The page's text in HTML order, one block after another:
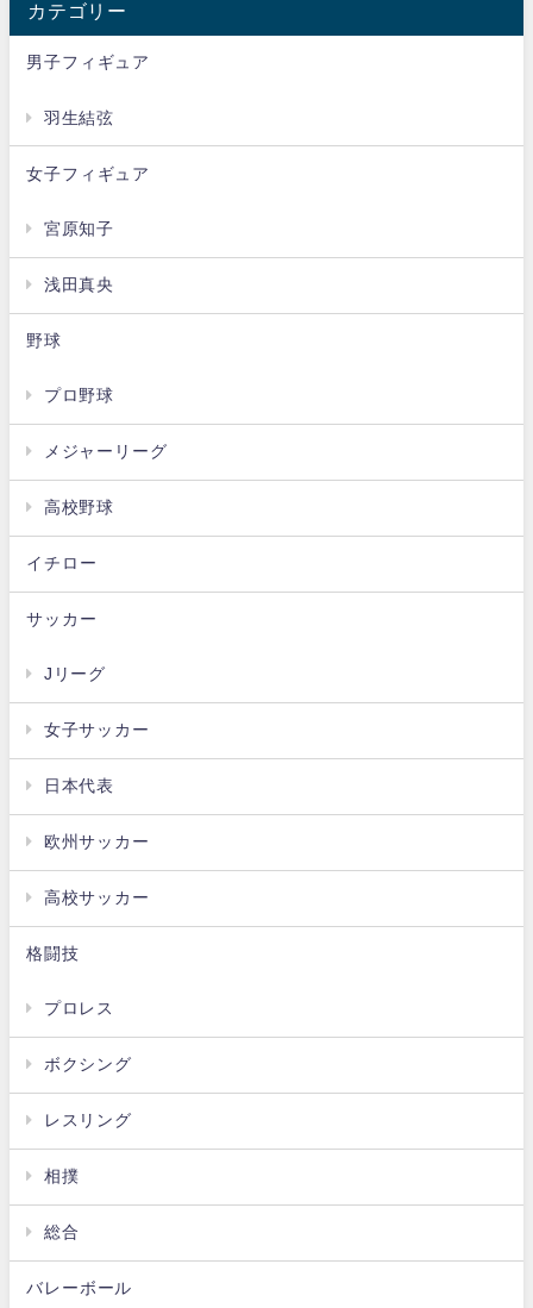
カテゴリー
男子フィギュア
羽生結弦
女子フィギュア
宮原知子
浅田真央
野球
プロ野球
メジャーリーグ
高校野球
イチロー
サッカー
Jリーグ
女子サッカー
日本代表
欧州サッカー
高校サッカー
格闘技
プロレス
ボクシング
レスリング
相撲
総合
バレーボール